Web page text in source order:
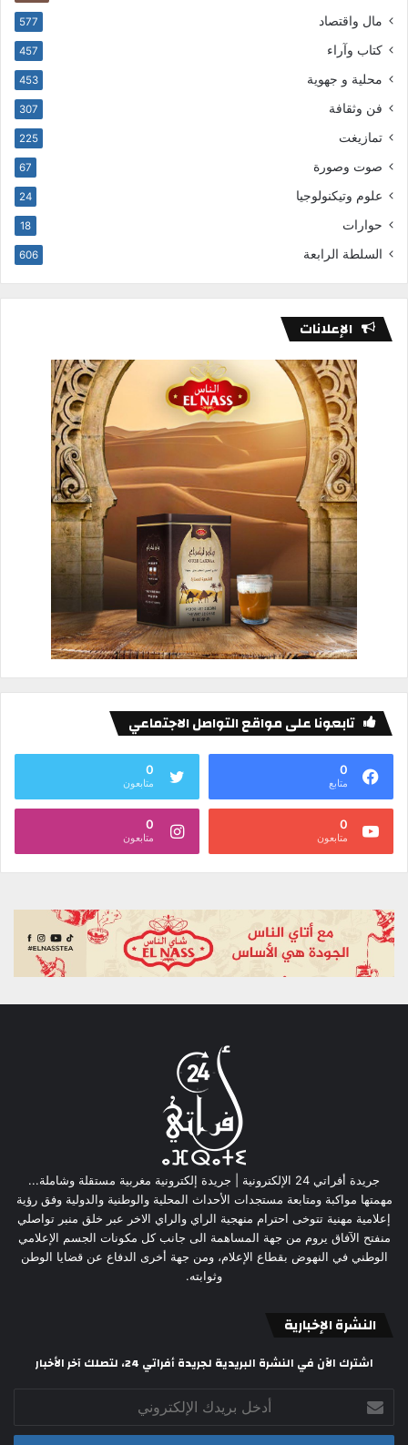
مال واقتصاد 577
كتاب وآراء 457
محلية و جهوية 453
فن وثقافة 307
تمازيغت 225
صوت وصورة 67
علوم وتيكنولوجيا 24
حوارات 18
السلطة الرابعة 606
الإعلانات
تابعونا على مواقع التواصل الاجتماعي
0
متابع
0
متابعون
0
متابعون
0
متابعون
جريدة أفراتي 24 الإلكترونية | جريدة إلكترونية مغربية مستقلة وشاملة...
مهمتها مواكبة ومتابعة مستجدات الأحداث المحلية والوطنية والدولية وفق رؤية
إعلامية مهنية تتوخى احترام منهجية الراي والراي الاخر عبر خلق منبر تواصلي
منفتح الآفاق يروم من جهة المساهمة الى جانب كل مكونات الجسم الإعلامي
الوطني في النهوض بقطاع الإعلام، ومن جهة أخرى الدفاع عن قضايا الوطن
وثوابته.
النشرة الإخبارية
اشترك الآن في النشرة البريدية لجريدة أفراتي 24، لتصلك آخر الأخبار
أدخل
بريدك
الإلكتروني